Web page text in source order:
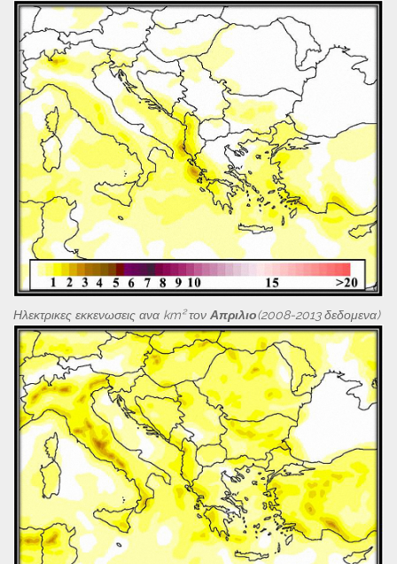
Ηλεκτρικες εκκενωσεις ανα km² τον Απριλιο(2008-2013 δεδομενα)